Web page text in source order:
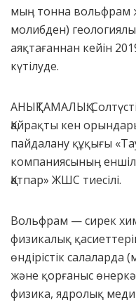
мыӊ тонна вольфрам
молибден)
аяқтағаннан кейін
күтілуде.
АНЫҚТАМАЛЫҚ:
Қайрақты кен
пайдалану құқығы
компаниясыныӊ
Қатпар» ЖШС тиесілі.
Вольфрам — сирек
физикалық
өндірістік
және қорғаныс
физика, ядролық